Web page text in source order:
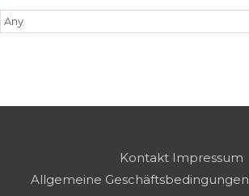
Kontakt Impressum
Allgemeine Geschäftsbedingungen